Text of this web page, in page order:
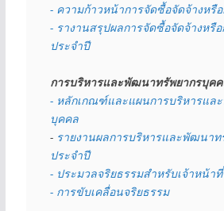
- ความก้าวหน้าการจัดซื้อจัดจ้างหรื
- รางานสรุปผลการจัดซื้อจัดจ้างหรื
ประจำปี
การบริหารและพัฒนาทรัพยากรบุค
- หลักเกณฑ์และแผนการบริหารแล
บุคคล
- รายงานผลการบริหารและพัฒนา
ประจำปี
- ประมวลจริยธรรมสำหรับเจ้าหน้า
- การขับเคลื่อนจริยธรรม